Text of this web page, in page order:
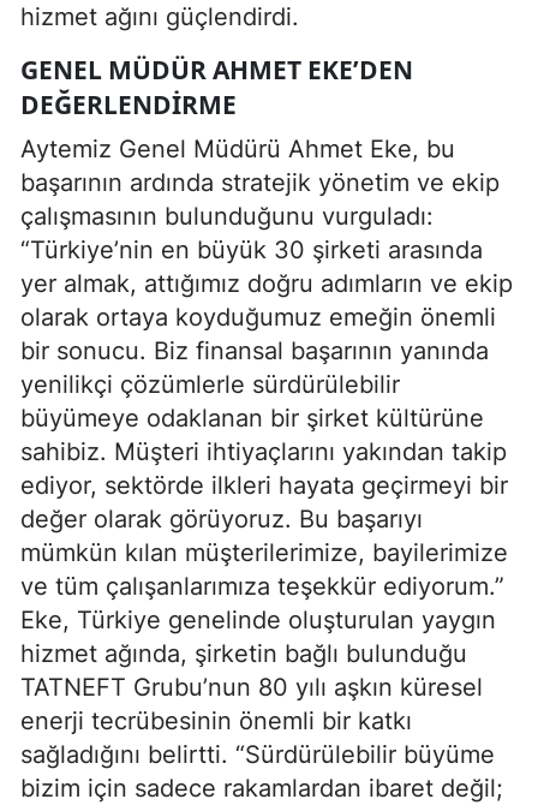
hizmet ağını güçlendirdi.
GENEL MÜDÜR AHMET EKE’DEN
DEĞERLENDIRME
Aytemiz Genel Müdürü Ahmet Eke, bu
başarının ardında stratejik yönetim ve ekip
çalışmasının bulunduğunu vurguladı:
“Türkiye’nin en büyük 30 şirketi arasında
yer almak, attığımız doğru adımların ve ekip
olarak ortaya koyduğumuz emeğin önemli
bir sonucu. Biz finansal başarının yanında
yenilikçi çözümlerle sürdürülebilir
büyümeye odaklanan bir şirket kültürüne
sahibiz. Müşteri ihtiyaçlarını yakından takip
ediyor, sektörde ilkleri hayata geçirmeyi bir
değer olarak görüyoruz. Bu başarıyı
mümkün kılan müşterilerimize, bayilerimize
ve tüm çalışanlarımıza teşekkür ediyorum.”
Eke, Türkiye genelinde oluşturulan yaygın
hizmet ağında, şirketin bağlı bulunduğu
TATNEFT Grubu’nun 80 yılı aşkın küresel
enerji tecrübesinin önemli bir katkı
sağladığını belirtti. “Sürdürülebilir büyüme
bizim için sadece rakamlardan ibaret değil;